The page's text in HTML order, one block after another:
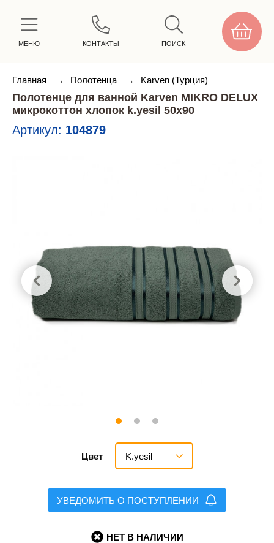
МЕНЮ КОНТАКТЫ ПОИСК
Главная → Полотенца → Karven (Турция)
Полотенце для ванной Karven MIKRO DELUX
микрокоттон хлопок k.yesil 50х90
Артикул: 104879
Цвет K.yesil
УВЕДОМИТЬ О ПОСТУПЛЕНИИ
НЕТ В НАЛИЧИИ